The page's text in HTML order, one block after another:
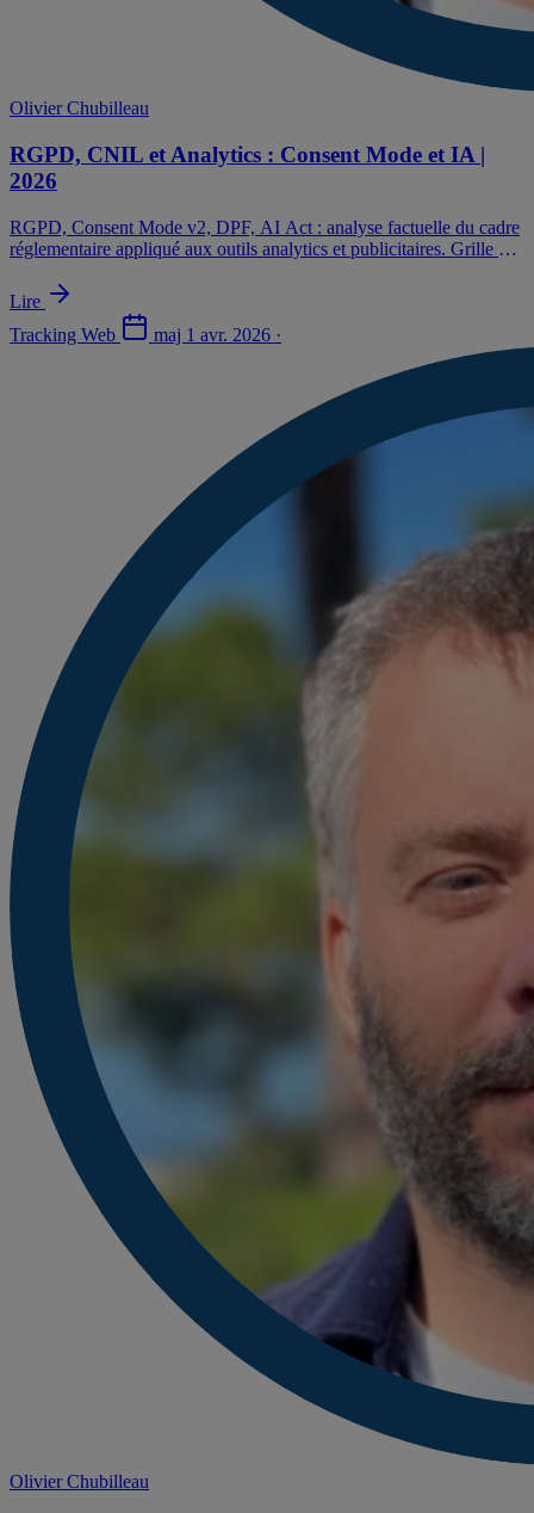
Olivier Chubilleau
RGPD, CNIL et Analytics : Consent Mode et IA |
2026
RGPD, Consent Mode v2, DPF, AI Act : analyse factuelle du cadre
réglementaire appliqué aux outils analytics et publicitaires. Grille de
Lire
Tracking Web
maj 1 avr. 2026 ·
Olivier Chubilleau